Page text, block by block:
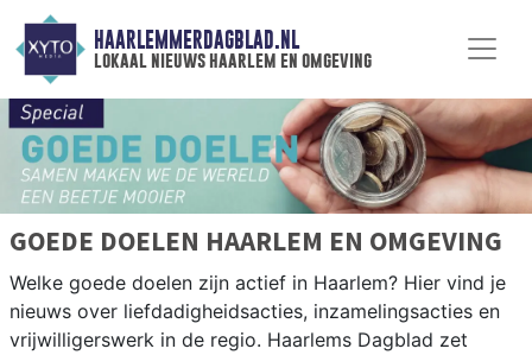
HAARLEMMERDAGBLAD.NL
lokaal nieuws haarlem en omgeving
GOEDE DOELEN HAARLEM EN OMGEVING
Welke goede doelen zijn actief in Haarlem? Hier vind je
nieuws over liefdadigheidsacties, inzamelingsacties en
vrijwilligerswerk in de regio. Haarlems Dagblad zet